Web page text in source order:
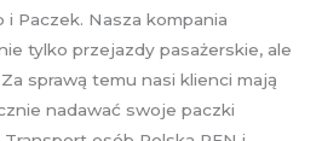
Paczek. Nasza kompania
tylko przejazdy pasażerskie, ale
sprawą temu nasi klienci mają
nadawać swoje paczki